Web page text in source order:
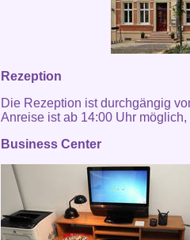
Rezeption
Die Rezeption ist durchgängig
Anreise ist ab 14:00 Uhr
Business Center